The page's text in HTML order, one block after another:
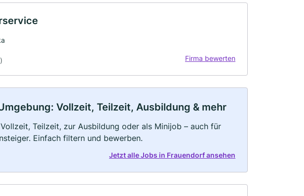
Firma bewerten
Vollzeit, Teilzeit, Ausbildung & mehr
Teilzeit, zur Ausbildung oder als Minijob – auch für
Einfach filtern und bewerben.
Jetzt alle Jobs in Frauendorf ansehen